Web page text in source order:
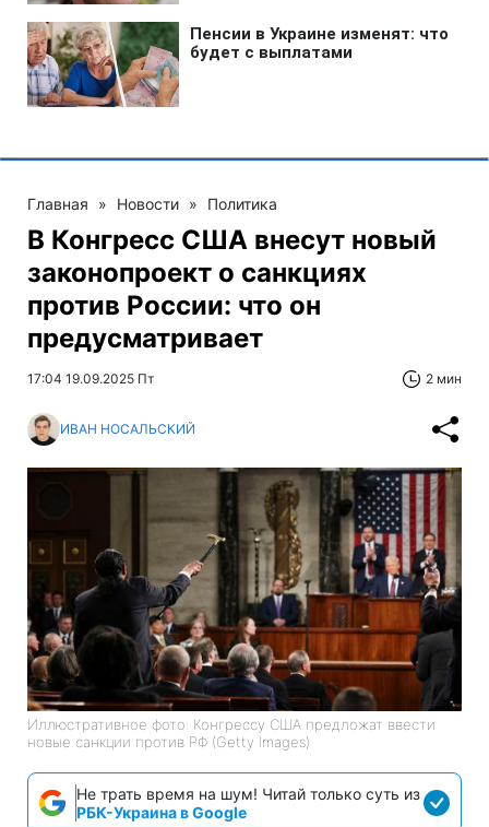
Главная » Новости » Политика
В Конгресс США внесут новый
законопроект о санкциях
против России: что он
предусматривает
17:04 19.09.2025 Пт 2 мин
ИВАН НОСАЛЬСКИЙ
Иллюстративное фото: Конгрессу США предложат ввести
новые санкции против РФ (Getty Images)
Не трать время на шум! Читай только суть из
РБК-Украина в Google